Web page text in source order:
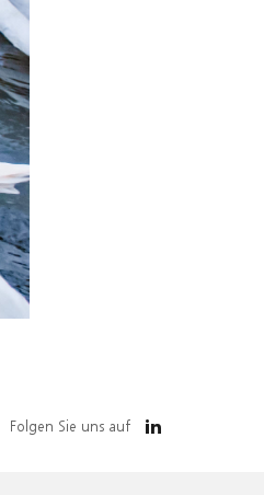
Folgen Sie uns auf